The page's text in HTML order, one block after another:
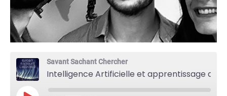
Savant Sachant Chercher